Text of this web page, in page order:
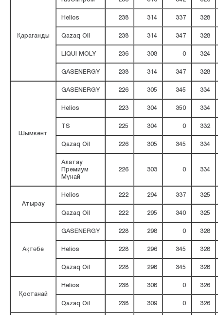
Қарағанды
Helios 238 314 337 328
Qazaq Oil 238 314 347 328
LIQUI MOLY 236 308 0 324
GASENERGY 238 314 347 328
Шымкент
GASENERGY 226 305 345 334
Helios 223 304 350 334
TS 225 304 0 332
Qazaq Oil 226 305 345 334
Алатау
Премиум
Мұнай
226 303 0 334
Атырау
Helios 222 294 337 325
Qazaq Oil 222 295 340 325
Ақтөбе
GASENERGY 228 298 0 328
Helios 228 296 345 328
Qazaq Oil 228 298 345 328
Қостанай
Helios 238 308 0 326
Qazaq Oil 238 309 0 326